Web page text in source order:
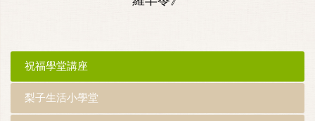
祝福學堂講座
梨子生活小學堂